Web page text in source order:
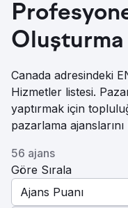
Canada adresindeki
Hizmetler listesi.
yaptırmak için
pazarlama
56 ajans
Göre Sırala
Ajans Puanı